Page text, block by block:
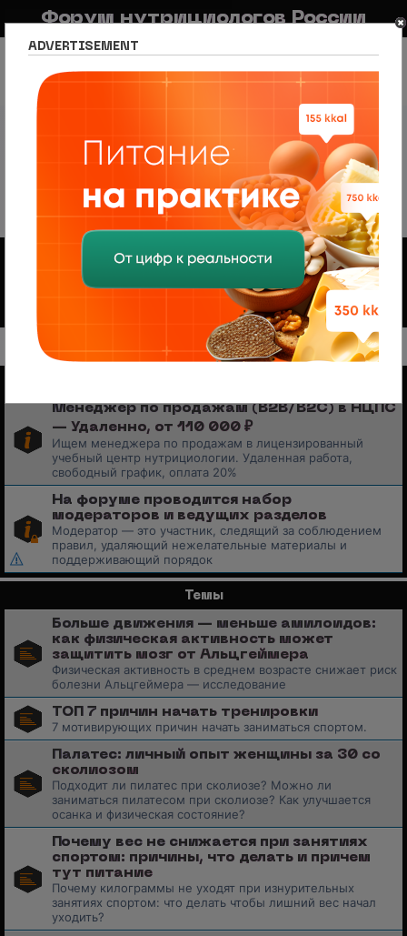
Форум нутрициологов России
FAQ Правила
Новости спорта и фитнеса
Новости спорта и фитнеса
Правила форума
Sports & Fitness News
Discussion of scientific articles on sports and fitness of both
10 тем • Страница1из1
Менеджер по продажам (B2B/B2C) в НЦПС
— Удаленно, от 110 000 ₽
Ищем менеджера по продажам в лицензированный
учебный центр нутрициологии. Удаленная работа,
свободный график, оплата 20%
На форуме проводится набор
модераторов и ведущих разделов
Модератор — это участник, следящий за соблюдением
правил, удаляющий нежелательные материалы и
поддерживающий порядок
Темы
Больше движения — меньше амилоидов:
как физическая активность может
защитить мозг от Альцгеймера
Физическая активность в среднем возрасте снижает риск
болезни Альцгеймера — исследование
ТОП 7 причин начать тренировки
7 мотивирующих причин начать заниматься спортом.
Палатес: личный опыт женщины за 30 со
сколиозом
Подходит ли пилатес при сколиозе? Можно ли
заниматься пилатесом при сколиозе? Как улучшается
осанка и физическая состояние?
Почему вес не снижается при занятиях
спортом: причины, что делать и причем
тут питание
Почему килограммы не уходят при изнурительных
занятиях спортом: что делать чтобы лишний вес начал
уходить?
ADVERTISEMENT